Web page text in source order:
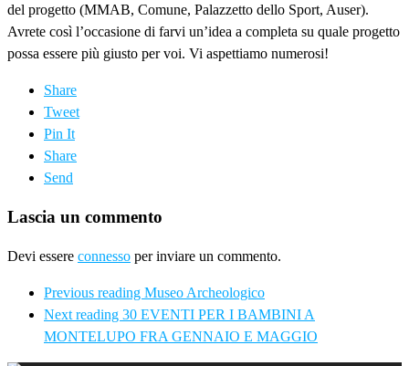
del progetto (MMAB, Comune, Palazzetto dello Sport, Auser).
Avrete così l’occasione di farvi un’idea a completa su quale progetto
possa essere più giusto per voi. Vi aspettiamo numerosi!
Share
Tweet
Pin It
Share
Send
Lascia un commento
Devi essere connesso per inviare un commento.
Previous reading Museo Archeologico
Next reading 30 EVENTI PER I BAMBINI A
MONTELUPO FRA GENNAIO E MAGGIO